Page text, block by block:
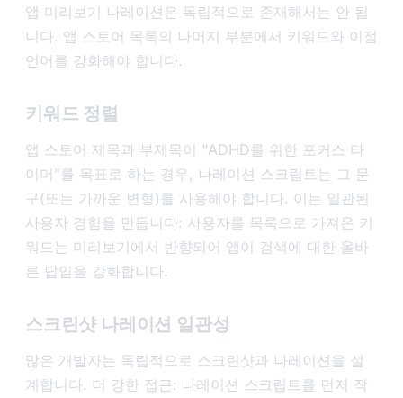
앱 미리보기 나레이션은 독립적으로 존재해서는 안 됩
니다. 앱 스토어 목록의 나머지 부분에서 키워드와 이점
언어를 강화해야 합니다.
키워드 정렬
앱 스토어 제목과 부제목이 “ADHD를 위한 포커스 타
이머”를 목표로 하는 경우, 나레이션 스크립트는 그 문
구(또는 가까운 변형)를 사용해야 합니다. 이는 일관된
사용자 경험을 만듭니다: 사용자를 목록으로 가져온 키
워드는 미리보기에서 반향되어 앱이 검색에 대한 올바
른 답임을 강화합니다.
스크린샷 나레이션 일관성
많은 개발자는 독립적으로 스크린샷과 나레이션을 설
계합니다. 더 강한 접근: 나레이션 스크립트를 먼저 작